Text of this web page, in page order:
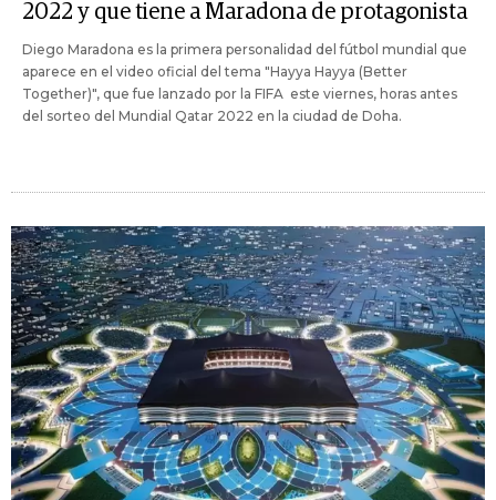
2022 y que tiene a Maradona de protagonista
Diego Maradona es la primera personalidad del fútbol mundial que
aparece en el video oficial del tema "Hayya Hayya (Better
Together)", que fue lanzado por la FIFA este viernes, horas antes
del sorteo del Mundial Qatar 2022 en la ciudad de Doha.